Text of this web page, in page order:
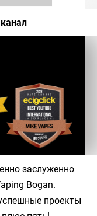
заслуженно
Bogan.
проекты